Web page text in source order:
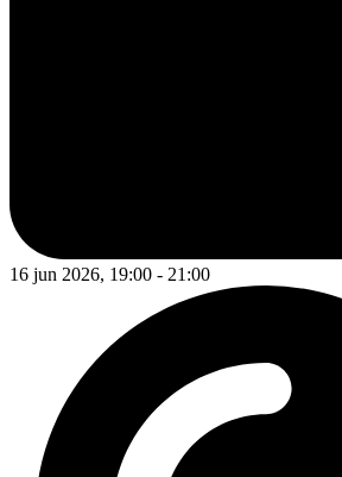
16 jun 2026, 19:00 - 21:00